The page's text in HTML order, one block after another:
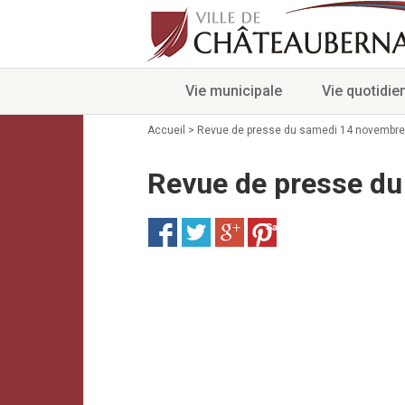
Vie municipale Vie
Accueil > Revue de presse du samedi 14
Revue de presse
Save